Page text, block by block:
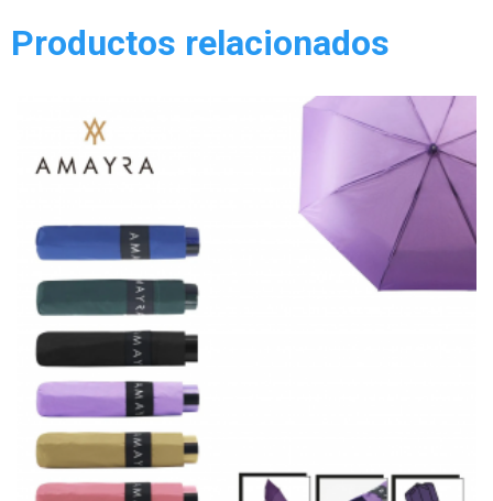
Productos relacionados